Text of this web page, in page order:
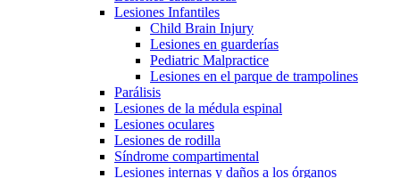
Lesiones Infantiles
Child Brain Injury
Lesiones en guarderías
Pediatric Malpractice
Lesiones en el parque de trampolines
Parálisis
Lesiones de la médula espinal
Lesiones oculares
Lesiones de rodilla
Síndrome compartimental
Lesiones internas y daños a los órganos